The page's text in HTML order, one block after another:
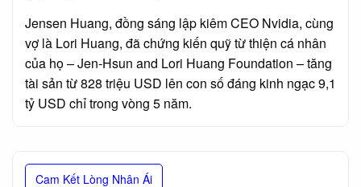
Jensen Huang, đồng sáng lập kiêm CEO Nvidia, cùng
vợ là Lori Huang, đã chứng kiến quỹ từ thiện cá nhân
của họ – Jen-Hsun and Lori Huang Foundation – tăng
tài sản từ 828 triệu USD lên con số đáng kinh ngạc 9,1
tỷ USD chỉ trong vòng 5 năm.
Cam Kết Lòng Nhân Ái